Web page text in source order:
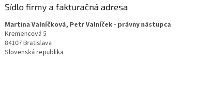
Sídlo firmy a fakturačná adresa
Martina Valníčková, Petr Valníček - právny nástupca
Kremencová 5
84107 Bratislava
Slovenská republika